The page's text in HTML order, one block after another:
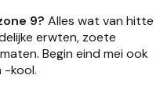
9? Alles wat van hitte
erwten, zoete
Begin eind mei ook
-kool.